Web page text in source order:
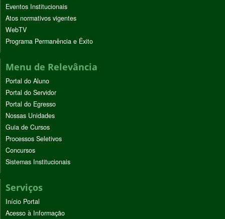
Eventos Institucionais
Atos normativos vigentes
WebTV
Programa Permanência e Êxito
Menu de Relevância
Portal do Aluno
Portal do Servidor
Portal do Egresso
Nossas Unidades
Guia de Cursos
Processos Seletivos
Concursos
Sistemas Institucionais
Serviços
Início Portal
Acesso à Informação